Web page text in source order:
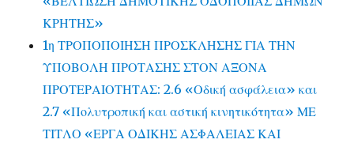
ΚΡΗΤΗΣ»
1η ΤΡΟΠΟΠΟΙΗΣΗ ΠΡΟΣΚΛΗΣΗΣ ΓΙΑ ΤΗΝ
ΥΠΟΒΟΛΗ ΠΡΟΤΑΣΗΣ ΣΤΟΝ ΑΞΟΝΑ
ΠΡΟΤΕΡΑΙΟΤΗΤΑΣ: 2.6 «Οδική ασφάλεια» και
2.7 «Πολυτροπική και αστική κινητικότητα» ΜΕ
ΤΙΤΛΟ «ΕΡΓΑ ΟΔΙΚΗΣ ΑΣΦΑΛΕΙΑΣ ΚΑΙ